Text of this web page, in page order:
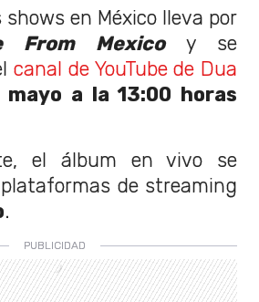
en México lleva por
From Mexicoy se
canal de YouTube de Dua
mayo a la 13:00 horas
el álbum en vivo se
de streaming
.